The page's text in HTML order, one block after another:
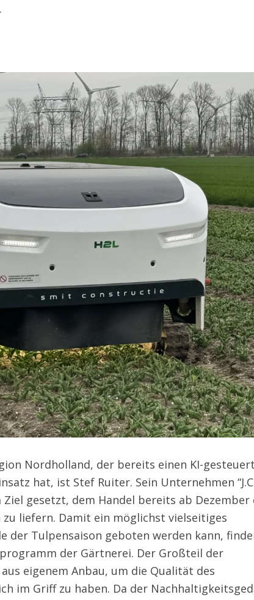
Nordholland, der bereits einen KI-
hat, ist Stef Ruiter. Sein Unternehmen
Ziel gesetzt, dem Handel bereits ab Dezember
liefern. Damit ein möglichst vielseitiges
der Tulpensaison geboten werden kann,
der Gärtnerei. Der Großteil der
eigenem Anbau, um die Qualität des
im Griff zu haben. Da der